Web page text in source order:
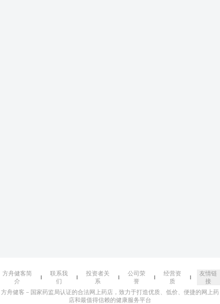
方舟健客简
介
联系我
们
投资者关
系
公司荣
誉
经营资
质
友情链
接
方舟健客－国家药监局认证的合法网上药店，致力于打造优质、低价、便捷的网上药
店和最值得信赖的健康服务平台